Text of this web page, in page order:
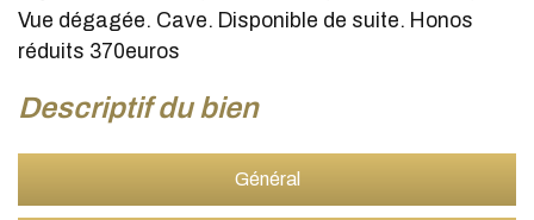
Vue dégagée. Cave. Disponible de suite. Honos
réduits 370euros
descriptif du bien
Général